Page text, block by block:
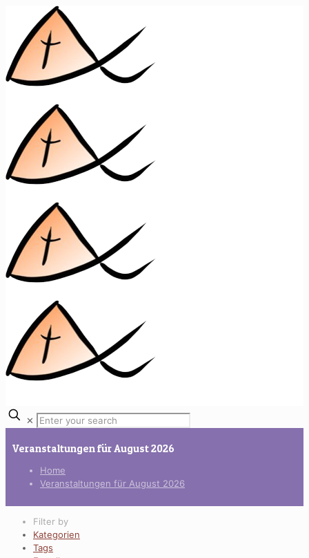
✕
Veranstaltungen für August 2026
Home
Veranstaltungen für August 2026
Filter by
Kategorien
Tags